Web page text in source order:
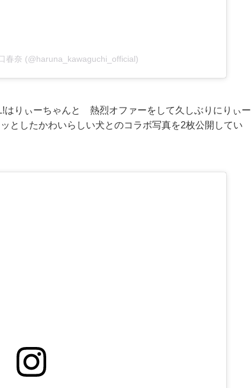
春奈 (@haruna_kawaguchi_official)
りぃーちゃんと 熱烈オファーをして久しぶりにりぃー
としたかわいらしい犬とのコラボ写真を2枚公開してい